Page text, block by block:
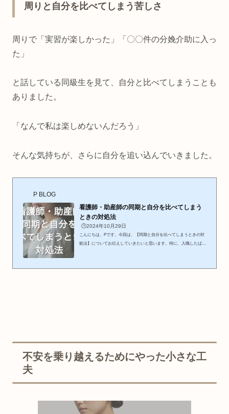
周りと自分を比べてしまう苦しさ
周りで「実習が楽しかった」「〇〇件の分娩介助に入っ
た」
と話している同級生を見て、自分と比べてしまうことも
ありました。
「なんで私は楽しめないんだろう」
そんな気持ちが、さらに自分を追い込んでいきました。
P BLOG
看護師・助産師の同期と自分を比べてしまう
ときの対処法
🕒️2024年10月29日
こんにちは、Pです。今回は、【同期と自分を比べてしまうときの対
処法】についてお伝えしていきたいと思います。特に、入職したばか
いかと経験上思います。比べるのは悪いことばかりでは無いですが
不安を乗り越えるためにやった小さな工
夫